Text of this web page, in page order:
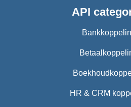
API
HR & CRM